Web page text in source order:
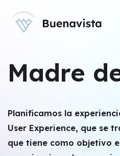
Madre
Planificamos la
User Experience, que se
que tiene como objetivo